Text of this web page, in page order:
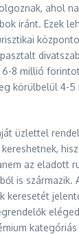
ahol
iránt. Ezek
8 millió
körülbelül 4-
üzlettel
az eladott
is származik.
keresetét